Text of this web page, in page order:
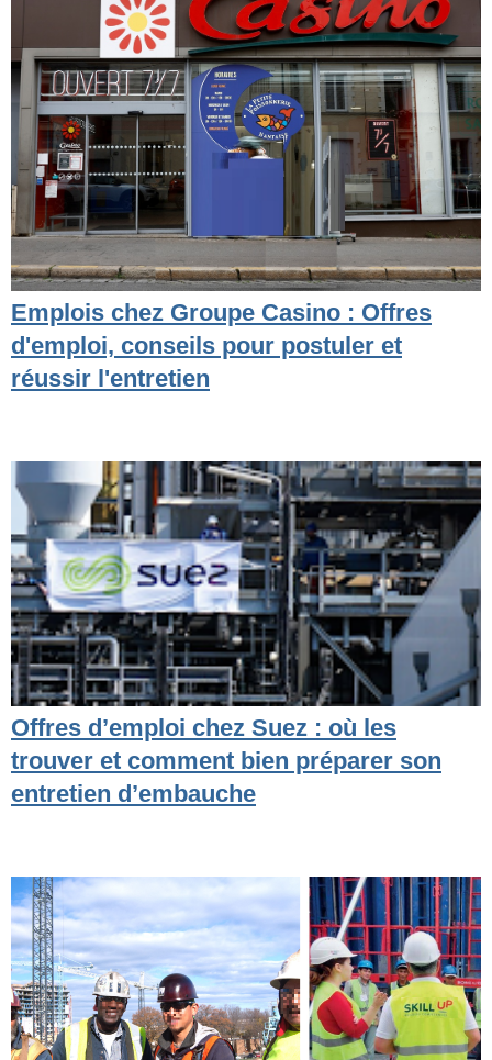
Emplois chez Groupe Casino : Offres
d'emploi, conseils pour postuler et
réussir l'entretien
Offres d’emploi chez Suez : où les
trouver et comment bien préparer son
entretien d’embauche